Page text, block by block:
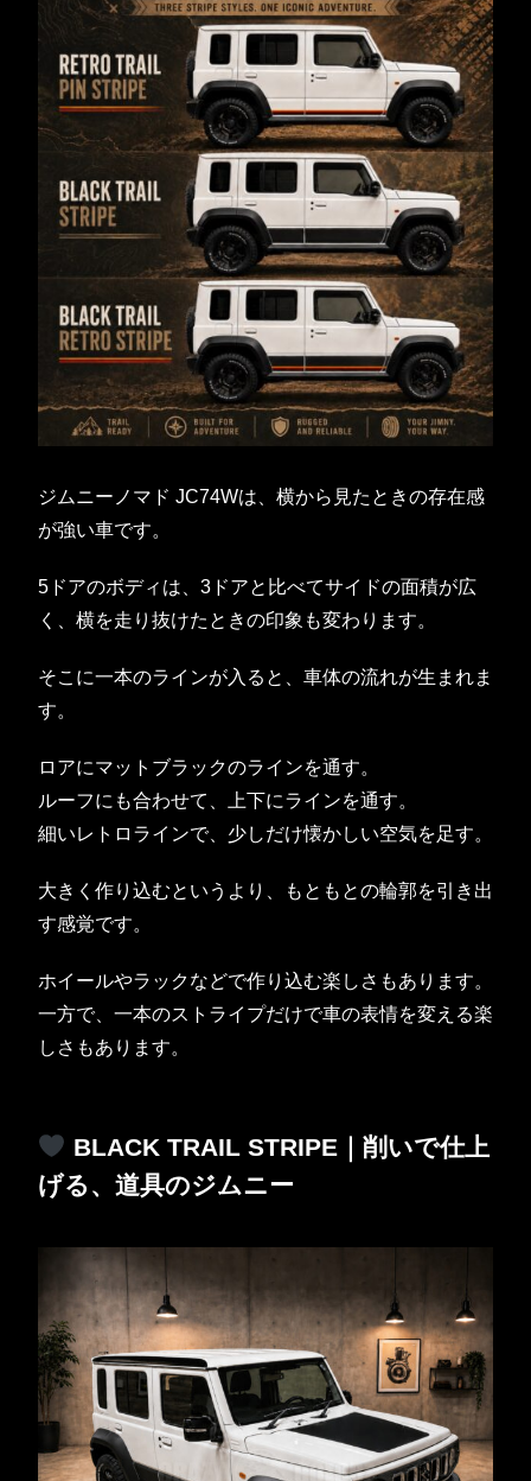
ジムニーノマド JC74Wは、横から見たときの存在感
が強い車です。
5ドアのボディは、3ドアと比べてサイドの面積が広
く、横を走り抜けたときの印象も変わります。
そこに一本のラインが入ると、車体の流れが生まれま
す。
ロアにマットブラックのラインを通す。
ルーフにも合わせて、上下にラインを通す。
細いレトロラインで、少しだけ懐かしい空気を足す。
大きく作り込むというより、もともとの輪郭を引き出
す感覚です。
ホイールやラックなどで作り込む楽しさもあります。
一方で、一本のストライプだけで車の表情を変える楽
しさもあります。
BLACK TRAIL STRIPE｜削いで仕上
げる、道具のジムニー